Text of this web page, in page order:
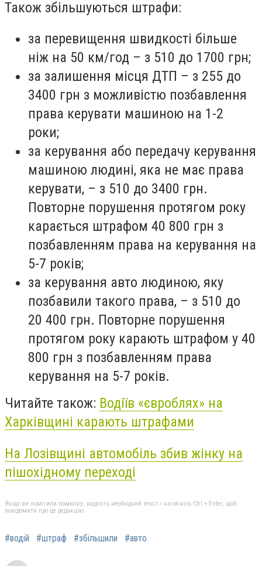
Також збільшуються штрафи:
за перевищення швидкості більше
ніж на 50 км/год – з 510 до 1700 грн;
за залишення місця ДТП – з 255 до
3400 грн з можливістю позбавлення
права керувати машиною на 1-2
роки;
за керування або передачу керування
машиною людині, яка не має права
керувати, – з 510 до 3400 грн.
Повторне порушення протягом року
карається штрафом 40 800 грн з
позбавленням права на керування на
5-7 років;
за керування авто людиною, яку
позбавили такого права, – з 510 до
20 400 грн. Повторне порушення
протягом року карають штрафом у 40
800 грн з позбавленням права
керування на 5-7 років.
Читайте також: Водіїв «євроблях» на
Харківщині карають штрафами
На Лозівщині автомобіль збив жінку на
пішохідному переході
Якщо ви помітили помилку, виділіть необхідний текст і натисніть Ctrl + Enter, щоб
повідомити про це редакцію
#водій #штраф #збільшили #авто